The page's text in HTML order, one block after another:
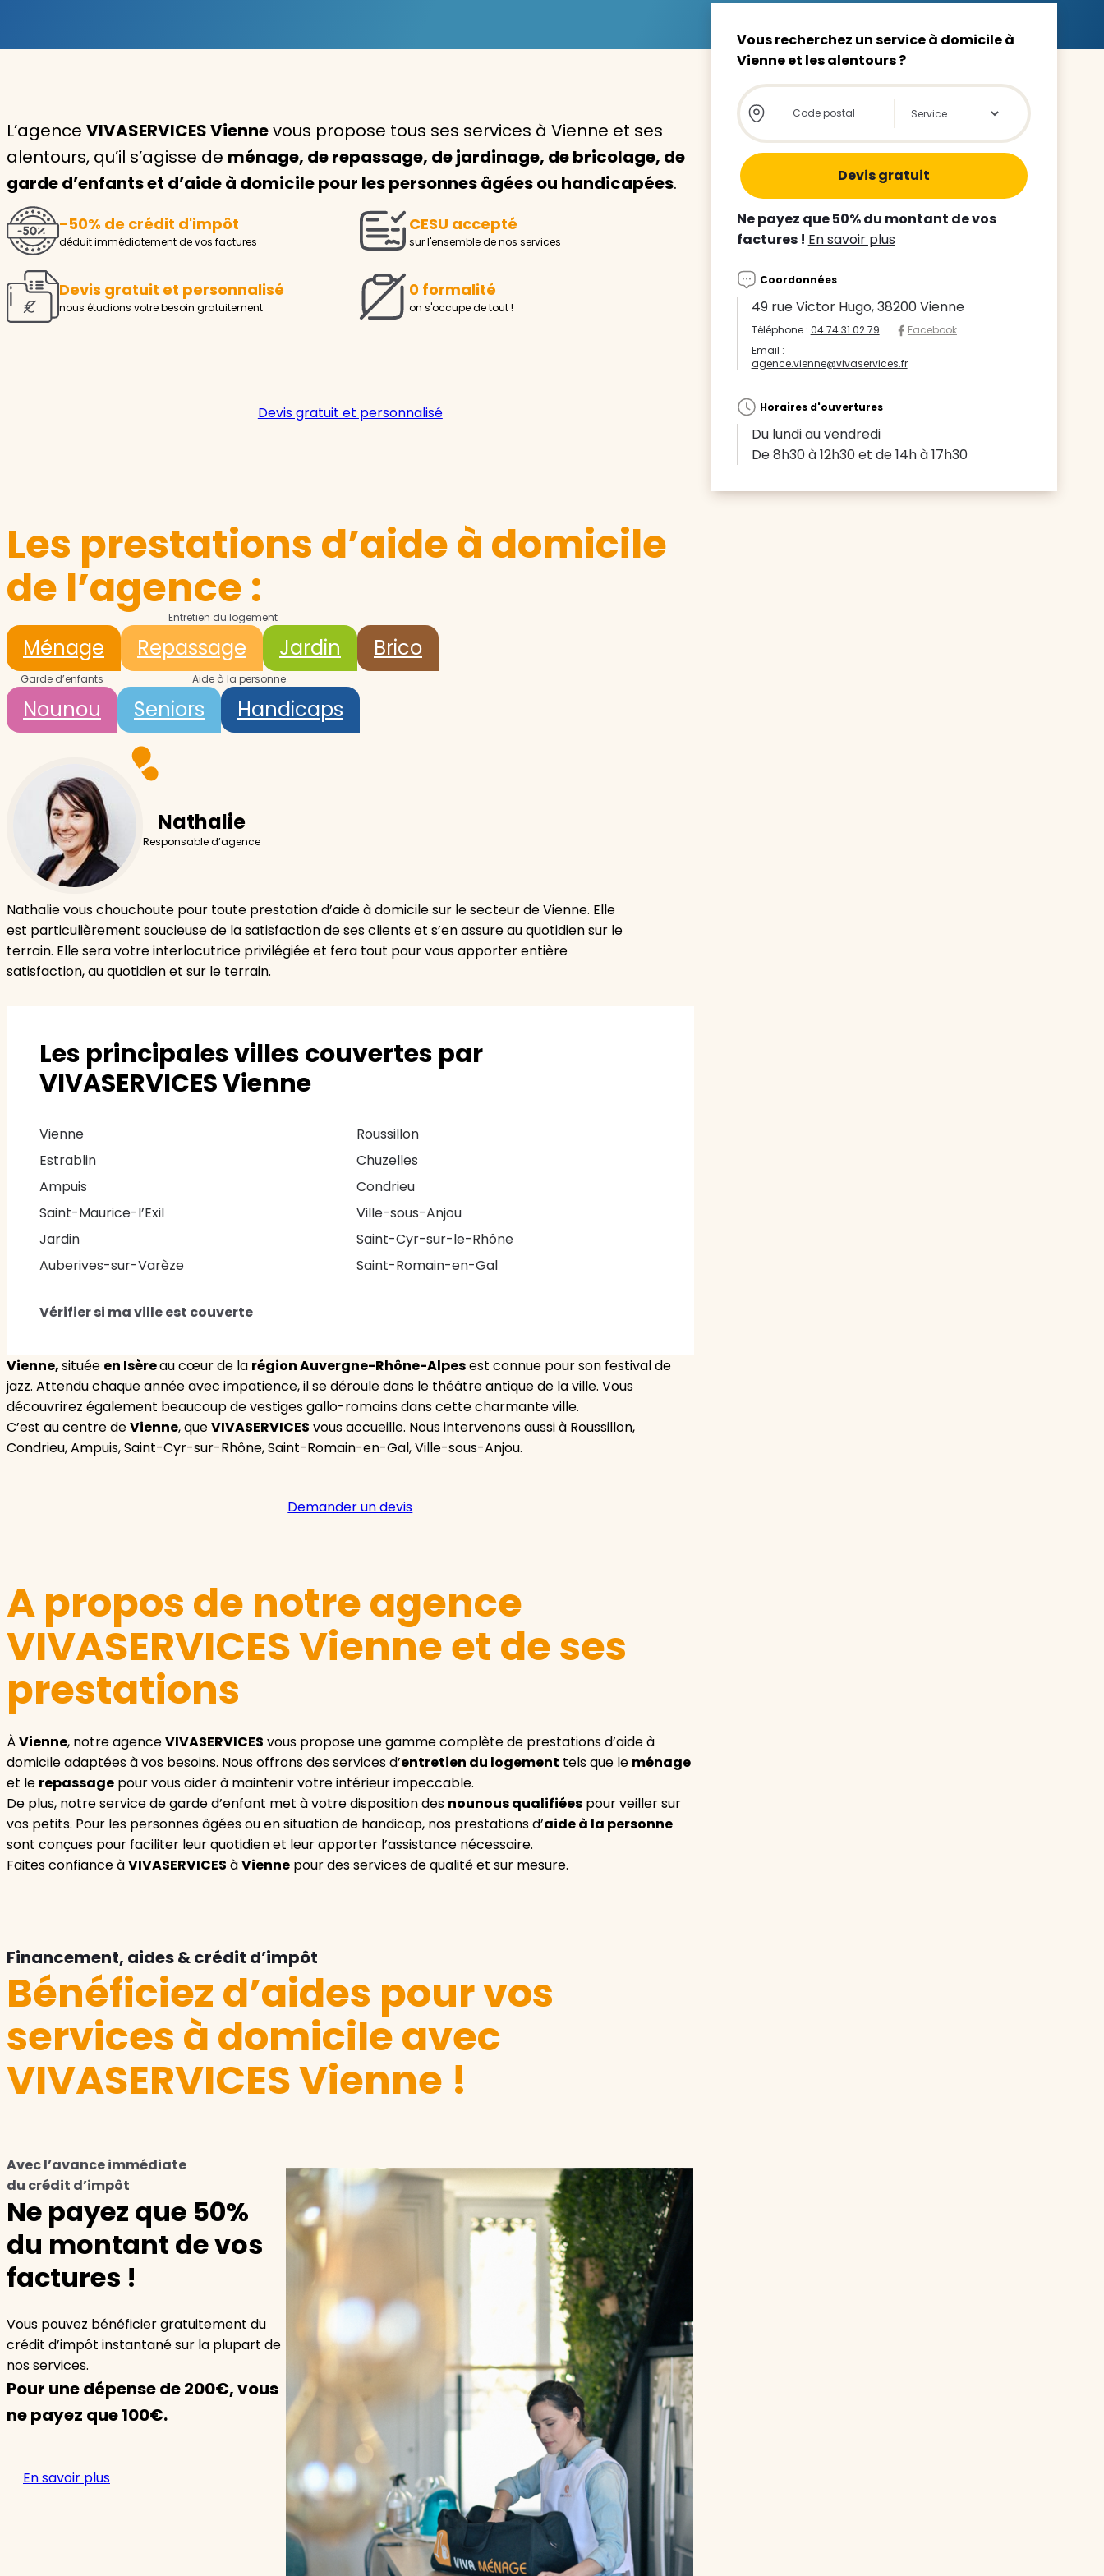
Seniors
Handicaps
Voir tous les services
Avec VIVASERVICES, trouvez le
service à domicile qui vous
correspond !
Pour l’entretien de votre logement, la garde de votre enfant
ou l’accompagnement d’un parent, nos intervenants à
domicile sont là pour vous épauler.
Trouver mon agence
L’agence VIVASERVICES Viennevous propose tous ses services à Vienne et ses
alentours, qu’il s’agisse de ménage, de repassage, de jardinage, de bricolage, de
garde d’enfants et d’aide à domicile pour les personnes âgées ou handicapées.
-50% de crédit d'impôt
déduit immédiatement de vos factures
CESU accepté
sur l'ensemble de nos services
Devis gratuit et personnalisé
nous étudions votre besoin gratuitement
0 formalité
on s'occupe de tout !
Devis gratuit et personnalisé
Les prestations d’aide à domicile
de l’agence :
Entretien du logement
Ménage Repassage Jardin Brico
Garde d’enfants
Nounou
Aide à la personne
Seniors Handicaps
Nathalie
Responsable d’agence
Nathalie vous chouchoute pour toute prestation d’aide à domicile sur le secteur de Vienne. Elle
est particulièrement soucieuse de la satisfaction de ses clients et s’en assure au quotidien sur le
terrain. Elle sera votre interlocutrice privilégiée et fera tout pour vous apporter entière
satisfaction, au quotidien et sur le terrain.
Les principales villes couvertes par
VIVASERVICES Vienne
Vienne
Roussillon
Estrablin
Chuzelles
Ampuis
Condrieu
Saint-Maurice-l’Exil
Ville-sous-Anjou
Jardin
Saint-Cyr-sur-le-Rhône
Auberives-sur-Varèze
Saint-Romain-en-Gal
Vérifier si ma ville est couverte
Vienne,située en Isèreau cœur de la région Auvergne-Rhône-Alpesest connue pour son festival de
jazz. Attendu chaque année avec impatience, il se déroule dans le théâtre antique de la ville. Vous
découvrirez également beaucoup de vestiges gallo-romains dans cette charmante ville.
C’est au centre deVienne, queVIVASERVICES vous accueille. Nous intervenons aussi à Roussillon,
Condrieu, Ampuis, Saint-Cyr-sur-Rhône, Saint-Romain-en-Gal, Ville-sous-Anjou.
Demander un devis
A propos de notre agence
VIVASERVICES Vienne et de ses
prestations
ÀVienne, notre agenceVIVASERVICES vous propose une gamme complète de prestations d’aide à
domicile adaptées à vos besoins. Nous offrons des services d’entretien du logement tels que le ménage
et le repassage pour vous aider à maintenir votre intérieur impeccable.
De plus, notre service de garde d’enfant met à votre disposition des nounous qualifiées pour veiller sur
vos petits. Pour les personnes âgées ou en situation de handicap, nos prestations d’aide à la personne
sont conçues pour faciliter leur quotidien et leur apporter l’assistance nécessaire.
Faites confiance àVIVASERVICES àVienne pour des services de qualité et sur mesure.
Financement, aides & crédit d’impôt
Bénéficiez d’aides pour vos
services à domicile avec
VIVASERVICES Vienne !
Avec l’avance immédiate
du crédit d’impôt
Ne payez que 50%
du montant de vos
factures !
Vous pouvez bénéficier gratuitement du
crédit d’impôt instantané sur la plupart de
nos services.
Pour une dépense de 200€, vous
ne payez que 100€.
En savoir plus
Vous recherchez un service à domicile à
Vienne et les alentours ?
Store locator global - Autocompletion
Rechercher
Ne payez que 50% du montant de vos
factures ! En savoir plus
Coordonnées
49 rue Victor Hugo, 38200 Vienne
Téléphone : 04 74 31 02 79
Facebook
Email :
agence.vienne@vivaservices.fr
Horaires d'ouvertures
Du lundi au vendredi
De 8h30 à 12h30 et de 14h à 17h30